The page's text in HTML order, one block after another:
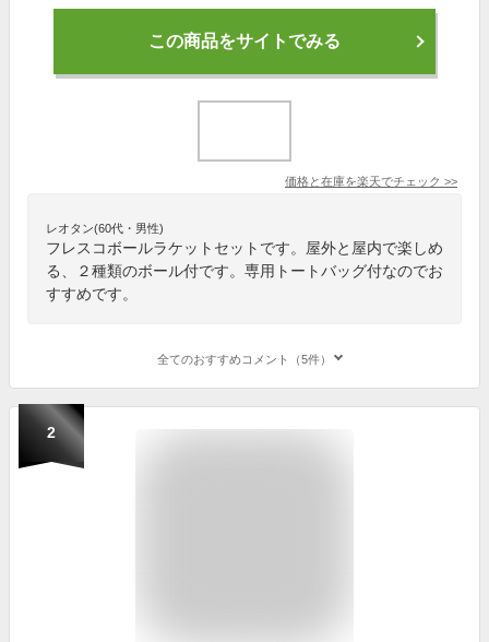
この商品をサイトでみる
価格と在庫を楽天でチェック >>
レオタン(60代・男性)
フレスコボールラケットセットです。屋外と屋内で楽しめ
る、２種類のボール付です。専用トートバッグ付なのでお
すすめです。
全てのおすすめコメント（5件）
2